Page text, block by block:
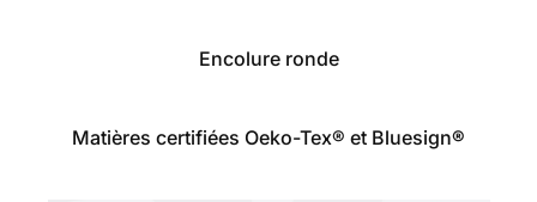
Encolure ronde
Matières certifiées Oeko-Tex® et Bluesign®